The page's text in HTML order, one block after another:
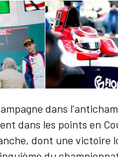
dans
dans les points en
dont une victoire